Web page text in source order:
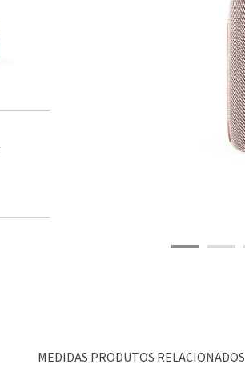
MEDIDAS PRODUTOS RELACIONADOS